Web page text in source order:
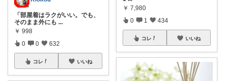
「部屋着はラクがいい。でも、
そのまま外にも ...
￥ 998
0 0 632
コレ いいね
￥ 7,980
0 1 434
コレ いいね